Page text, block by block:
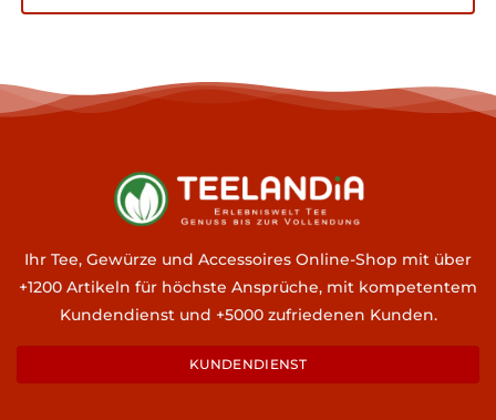
Ihr Tee, Gewürze und Accessoires Online-Shop mit über
+1200 Artikeln für höchste Ansprüche, mit kompetentem
Kundendienst und +5000 zufriedenen Kunden.
KUNDENDIENST